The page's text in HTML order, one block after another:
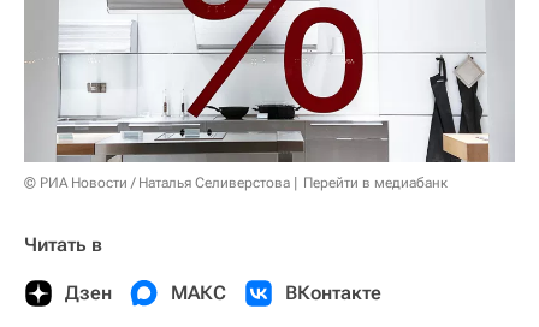
© РИА Новости / Наталья Селиверстова Перейти в медиабанк
Читать в
Дзен МАКС ВКонтакте